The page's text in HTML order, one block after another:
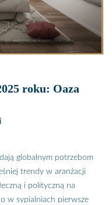
roku: Oaza
globalnym potrzebom
trendy w aranżacji
i polityczną na
w sypialniach pierwsze